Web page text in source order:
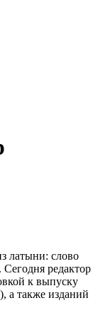
латыни: слово
Сегодня редактор
к выпуску
а также изданий